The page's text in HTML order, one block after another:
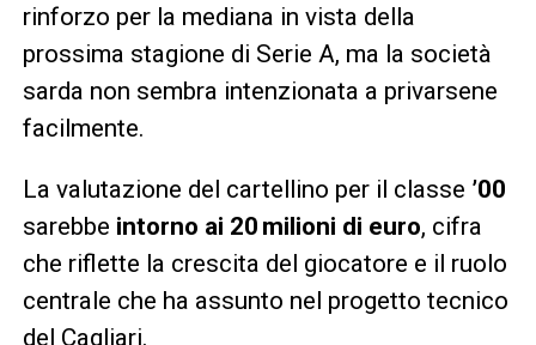
rinforzo per la mediana in vista della
prossima stagione di Serie A, ma la società
sarda non sembra intenzionata a privarsene
facilmente.
La valutazione del cartellino per il classe ’00
sarebbe intorno ai 20 milioni di euro, cifra
che riflette la crescita del giocatore e il ruolo
centrale che ha assunto nel progetto tecnico
del Cagliari.